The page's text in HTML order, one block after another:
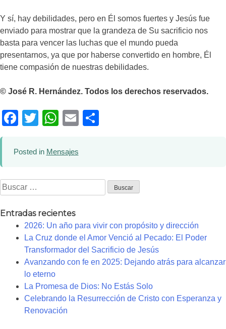
Y sí, hay debilidades, pero en Él somos fuertes y Jesús fue
enviado para mostrar que la grandeza de Su sacrificio nos
basta para vencer las luchas que el mundo pueda
presentarnos, ya que por haberse convertido en hombre, Él
tiene compasión de nuestras debilidades.
© José R. Hernández. Todos los derechos reservados.
Facebook
TwitterWhatsApp
Email
Posted in Mensajes
Buscar:
Entradas recientes
2026: Un año para vivir con propósito y dirección
La Cruz donde el Amor Venció al Pecado: El Poder
Transformador del Sacrificio de Jesús
Avanzando con fe en 2025: Dejando atrás para alcanzar
lo eterno
La Promesa de Dios: No Estás Solo
Celebrando la Resurrección de Cristo con Esperanza y
Renovación